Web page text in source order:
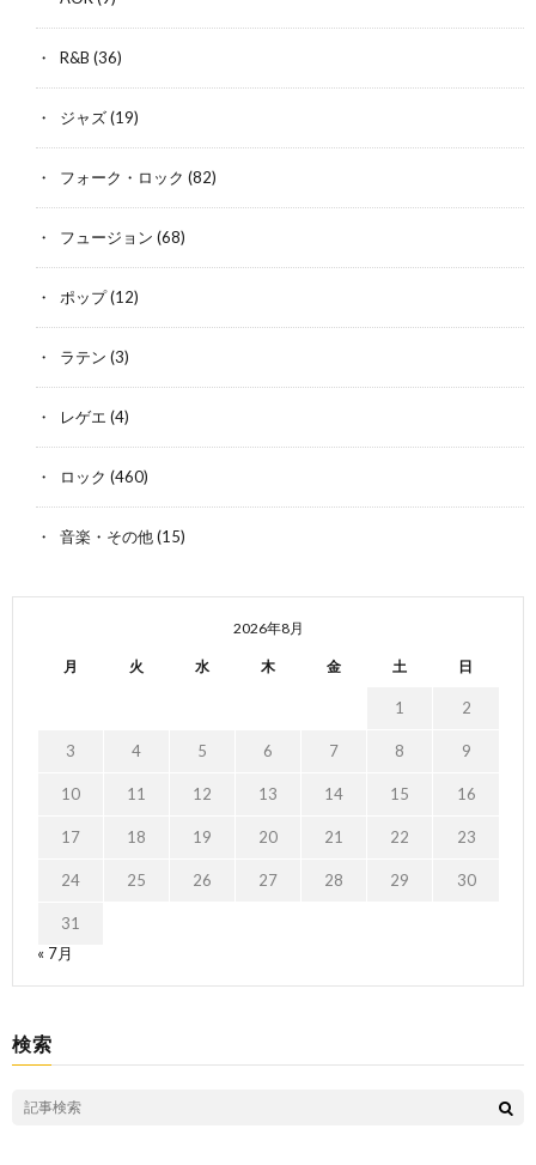
R&B (36)
ジャズ(19)
フォーク・ロック (82)
フュージョン (68)
ポップ(12)
ラテン (3)
レゲエ (4)
ロック (460)
音楽・その他(15)
2026年8月
月 火 水 木 金 土 日
1 2
3 4 5 6 7 8 9
10 11 12 13 14 15 16
17 18 19 20 21 22 23
24 25 26 27 28 29 30
31
« 7月
検索